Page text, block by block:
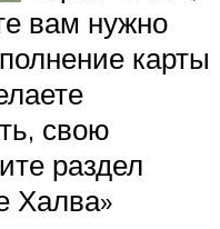
вам нужно
карты
свою
раздел
Халва»